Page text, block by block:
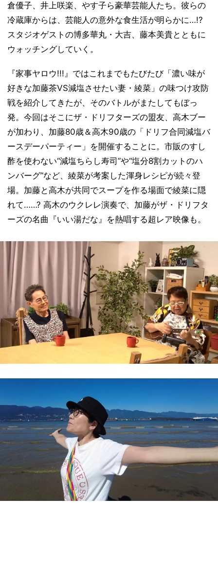
倉優子、井上咲楽、やす子ら豪華芸能人たち。彼らの
冷蔵庫からは、芸能人の意外な食生活が明らかに…!?
スタジオゲストの博多華丸・大吉、藤本美貴とともに
ウォッチングしていく。
『家事ヤロウ!!!』ではこれまでもたびたび「濃い味が
好きな加藤茶VS減塩させたい妻・綾菜」の味つけ攻防
戦を紹介してきたが、そのバトルがまたしてもぼっ
発。今回はそこにザ・ドリフターズの盟友、高木ブー
が加わり、加藤80歳＆高木90歳の「ドリフ合同減塩バ
ースデーパーティー」を開催することに。市販のすし
酢を使わない“減塩ちらし寿司”や“塩分8割カットのハ
ンバーグ”など、綾菜が考案した渾身レシピが続々登
場。加藤と高木が共同でスープを作る場面で綾菜に隠
れて……? 高木のウクレレ演奏で、加藤がザ・ドリフタ
ーズの名曲『いい湯だな』を熱唱する超レア映像も。